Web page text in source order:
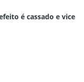
é cassado e vice